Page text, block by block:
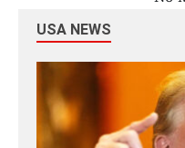
USA NEWS